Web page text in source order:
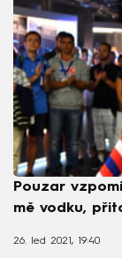
Pouzar
mě vodku,
26. led 2021, 19:40